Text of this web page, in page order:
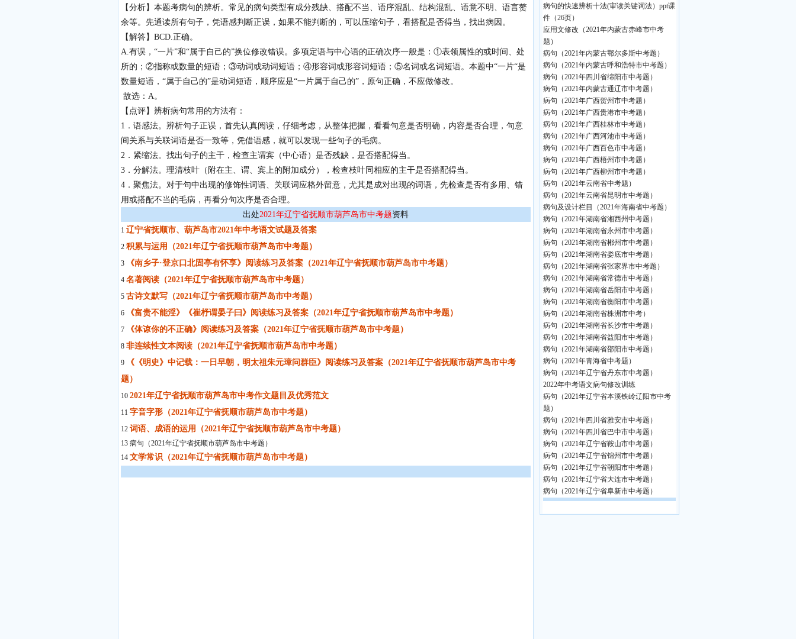
【分析】本题考病句的辨析。常见的病句类型有成分残缺、搭配不当、语序混乱、结构混乱、语意不明、语言赘
余等。先通读所有句子，凭语感判断正误，如果不能判断的，可以压缩句子，看搭配是否得当，找出病因。
【解答】BCD.正确。
A.有误，“一片”和“属于自己的”换位修改错误。多项定语与中心语的正确次序一般是：①表领属性的或时间、处
所的；②指称或数量的短语；③动词或动词短语；④形容词或形容词短语；⑤名词或名词短语。本题中“一片“是
数量短语，“属于自己的”是动词短语，顺序应是“一片属于自己的”，原句正确，不应做修改。
故选：A。
【点评】辨析病句常用的方法有：
1．语感法。辨析句子正误，首先认真阅读，仔细考虑，从整体把握，看看句意是否明确，内容是否合理，句意
间关系与关联词语是否一致等，凭借语感，就可以发现一些句子的毛病。
2．紧缩法。找出句子的主干，检查主谓宾（中心语）是否残缺，是否搭配得当。
3．分解法。理清枝叶（附在主、谓、宾上的附加成分），检查枝叶同相应的主干是否搭配得当。
4．聚焦法。对于句中出现的修饰性词语、关联词应格外留意，尤其是成对出现的词语，先检查是否有多用、错
用或搭配不当的毛病，再看分句次序是否合理。
出处2021年辽宁省抚顺市葫芦岛市中考题资料
1 辽宁省抚顺市、葫芦岛市2021年中考语文试题及答案
2 积累与运用（2021年辽宁省抚顺市葫芦岛市中考题）
3 《南乡子·登京口北固亭有怀享》阅读练习及答案（2021年辽宁省抚顺市葫芦岛市中考题）
4 名著阅读（2021年辽宁省抚顺市葫芦岛市中考题）
5 古诗文默写（2021年辽宁省抚顺市葫芦岛市中考题）
6 《富贵不能淫》《崔杼谓晏子曰》阅读练习及答案（2021年辽宁省抚顺市葫芦岛市中考题）
7 《体谅你的不正确》阅读练习及答案（2021年辽宁省抚顺市葫芦岛市中考题）
8 非连续性文本阅读（2021年辽宁省抚顺市葫芦岛市中考题）
9
《《明史》中记载：一日早朝，明太祖朱元璋问群臣》阅读练习及答案（2021年辽宁省抚顺市葫芦岛市中考
题）
10 2021年辽宁省抚顺市葫芦岛市中考作文题目及优秀范文
11 字音字形（2021年辽宁省抚顺市葫芦岛市中考题）
12 词语、成语的运用（2021年辽宁省抚顺市葫芦岛市中考题）
13 病句（2021年辽宁省抚顺市葫芦岛市中考题）
14 文学常识（2021年辽宁省抚顺市葫芦岛市中考题）
病句的快速辨析十法(审读关键词法）ppt课
件（26页）
应用文修改（2021年内蒙古赤峰市中考
题）
病句（2021年内蒙古鄂尔多斯中考题）
病句（2021年内蒙古呼和浩特市中考题）
病句（2021年四川省绵阳市中考题）
病句（2021年内蒙古通辽市中考题）
病句（2021年广西贺州市中考题）
病句（2021年广西贵港市中考题）
病句（2021年广西桂林市中考题）
病句（2021年广西河池市中考题）
病句（2021年广西百色市中考题）
病句（2021年广西梧州市中考题）
病句（2021年广西柳州市中考题）
病句（2021年云南省中考题）
病句（2021年云南省昆明市中考题）
病句及设计栏目（2021年海南省中考题）
病句（2021年湖南省湘西州中考题）
病句（2021年湖南省永州市中考题）
病句（2021年湖南省郴州市中考题）
病句（2021年湖南省娄底市中考题）
病句（2021年湖南省张家界市中考题）
病句（2021年湖南省常德市中考题）
病句（2021年湖南省岳阳市中考题）
病句（2021年湖南省衡阳市中考题）
病句（2021年湖南省株洲市中考）
病句（2021年湖南省长沙市中考题）
病句（2021年湖南省益阳市中考题）
病句（2021年湖南省邵阳市中考题）
病句（2021年青海省中考题）
病句（2021年辽宁省丹东市中考题）
2022年中考语文病句修改训练
病句（2021年辽宁省本溪铁岭辽阳市中考
题）
病句（2021年四川省雅安市中考题）
病句（2021年四川省巴中市中考题）
病句（2021年辽宁省鞍山市中考题）
病句（2021年辽宁省锦州市中考题）
病句（2021年辽宁省朝阳市中考题）
病句（2021年辽宁省大连市中考题）
病句（2021年辽宁省阜新市中考题）